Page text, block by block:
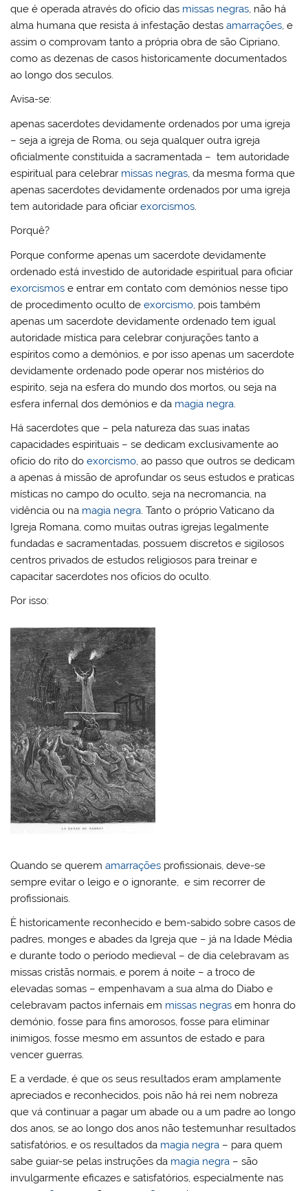
que é operada através do ofício das missas negras, não há
alma humana que resista á infestação destasamarrações, e
assim o comprovam tanto a própria obra de são Cipriano,
como as dezenas de casos historicamente documentados
ao longo dos seculos.
Avisa-se:
apenas sacerdotes devidamente ordenados por uma igreja
– seja a igreja de Roma, ou seja qualquer outra igreja
oficialmente constituída a sacramentada – tem autoridade
espiritual para celebrar missas negras, da mesma forma que
apenas sacerdotes devidamente ordenados por uma igreja
tem autoridade para oficiarexorcismos.
Porquê?
Porque conforme apenas um sacerdote devidamente
ordenado está investido de autoridade espiritual para oficiar
exorcismos e entrar em contato com demónios nesse tipo
de procedimento oculto deexorcismo , pois também
apenas um sacerdote devidamente ordenado tem igual
autoridade mística para celebrar conjurações tanto a
espíritos como a demónios, e por isso apenas um sacerdote
devidamente ordenado pode operar nos mistérios do
espirito, seja na esfera do mundo dos mortos, ou seja na
esfera infernal dos demónios e da magia negra
Há sacerdotes que – pela natureza das suas inatas
capacidades espirituais – se dedicam exclusivamente ao
ofício do rito doexorcismo, ao passo que outros se dedicam
a apenas á missão de aprofundar os seus estudos e praticas
místicas no campo do oculto, seja na necromancia, na
vidência ou na magia negra. Tanto o próprio Vaticano da
Igreja Romana, como muitas outras igrejas legalmente
fundadas e sacramentadas, possuem discretos e sigilosos
centros privados de estudos religiosos para treinar e
capacitar sacerdotes nos ofícios do oculto.
Por isso:
Quando se queremamarrações profissionais, deve-se
sempre evitar o leigo e o ignorante, e sim recorrer de
profissionais.
È historicamente reconhecido e bem-sabido sobre casos de
padres, monges e abades da Igreja que – já na Idade Média
e durante todo o período medieval – de dia celebravam as
missas cristãs normais, e porem á noite – a troco de
elevadas somas – empenhavam a sua alma do Diabo e
celebravam pactos infernais em missas negras em honra do
demónio, fosse para fins amorosos, fosse para eliminar
inimigos, fosse mesmo em assuntos de estado e para
vencer guerras.
E a verdade, é que os seus resultados eram amplamente
apreciados e reconhecidos, pois não há rei nem nobreza
que vá continuar a pagar um abade ou a um padre ao longo
dos anos, se ao longo dos anos não testemunhar resultados
satisfatórios, e os resultados da magia negra – para quem
sabe guiar-se pelas instruções da magia negra – são
invulgarmente eficazes e satisfatórios, especialmente nas